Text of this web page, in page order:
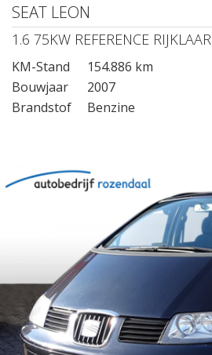
SEAT LEON
1.6 75KW REFERENCE RIJKLAAR
KM-Stand
154.886 km
Bouwjaar
2007
Brandstof
Benzine